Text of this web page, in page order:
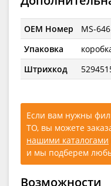
OEM Номер
MS-
Упаковка
Штрихкод
Если вам нужны
ТО, вы можете
нашими каталогами
и мы подберем
Возможности